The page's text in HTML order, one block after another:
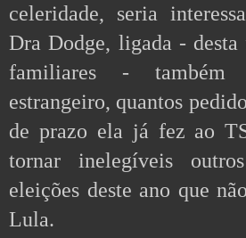
celeridade, seria
Dra Dodge, ligada - desta
familiares -
estrangeiro, quantos
de prazo ela já fez ao
tornar inelegíveis
eleições deste ano que
Lula.